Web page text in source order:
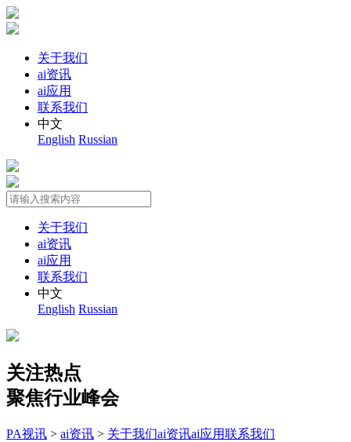
关于我们
ai资讯
ai应用
联系我们
中文
English Russian
关于我们
ai资讯
ai应用
联系我们
中文
English Russian
关注热点
聚焦行业峰会
PA视讯 > ai资讯 > 关于我们ai资讯ai应用联系我们